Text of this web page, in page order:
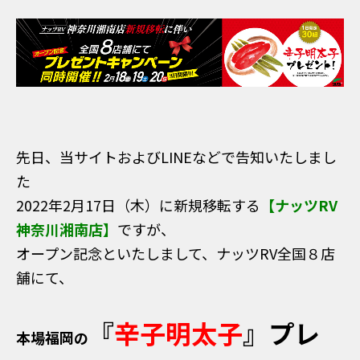
先日、当サイトおよびLINEなどで告知いたしまし
た
2022年2月17日（木）に新規移転する 【ナッツRV
神奈川湘南店】 ですが、
オープン記念といたしまして、ナッツRV全国８店
舗にて、
本場福岡の 『辛子明太子』プレ